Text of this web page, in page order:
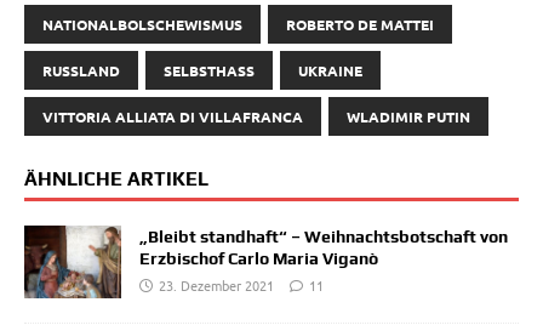
NATIONALBOLSCHEWISMUS ROBERTO DE MATTEI
RUSSLAND SELBSTHASS UKRAINE
VITTORIA ALLIATA DI VILLAFRANCA WLADIMIR PUTIN
ÄHNLICHE ARTIKEL
„Bleibt standhaft“ – Weihnachtsbotschaft von
Erzbischof Carlo Maria Viganò
23. Dezember 2021
11